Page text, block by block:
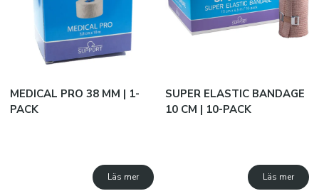
JAKO B2B
SUBLIMATION
Varumärken
MEDICAL PRO 38 MM | 1-
PACK
Läs mer
SUPER ELASTIC BANDAGE
10 CM | 10-PACK
Läs mer